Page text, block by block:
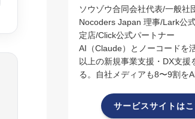
ソウゾウ合同会社代表/一般社
Nocoders Japan 理事/Lark公
定店/Click公式パートナー
AI（Claude）とノーコードを
以上の新規事業支援・DX支援
る。自社メディアも8〜9割を
サービスサイトは